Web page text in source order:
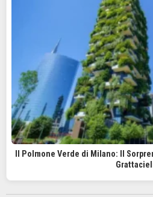
Il Polmone Verde di Milano: Il